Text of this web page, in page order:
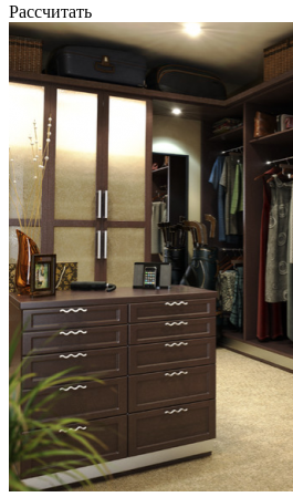
Рассчитать